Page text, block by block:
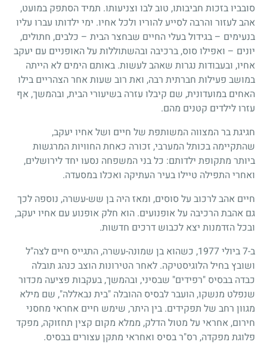
סובביו בזכות חביבותו, טוב לבו וצניעותו. תמיד הסתפק במועט,
אהב לעזור והרבה לסייע להוריו ולכל אחיו. ימי ילדותו עברו עליו
בנעימים – בגידול בעלי החיים שבחצר הבית – כלבים, חתולים,
יונים – ואפילו סוס, ברכיבה ובהשתוללות על האופניים עם יעקב
אחיו, ובעבודות נגרות שאהב לעשות. באותם הימים לא הייתה
במושב פעילות חברתית רבה, ואת רוב שעות אחר הצהריים בילו
האחים במועדונית, שם קיבלו עזרה בשיעורי הבית, ובהמשך, אף
עזרו לילדים קטנים מהם.
חגיגת בר המצווה המשותפת של חיים ושל אחיו יעקב,
שהתקיימה בכותל המערבי, זכורה כאחת החוויות המרגשות
ביותר מתקופת ילדותם: כל בני המשפחה נסעו יחד לירושלים,
ואחרי התפילה טיילו בעיר העתיקה ואכלו במסעדה.
חיים אהב לרכוב על סוסים, ומאז היה בן שש-עשרה, נוספה לכך
גם אהבת הרכיבה על אופנועים. הוא חלק אופנוע עם אחיו יעקב,
ובכל הזדמנות יצא לכבוש דרכים חדשות.
ב-7 ביולי 1977, כשהוא בן שמונה-עשרה, התגייס חיים לצה"ל
ושובץ בחיל הלוגיסטיקה. לאחר הטירונות הוצב כנהג תובלה
כבדה בבסיס "רפידים" שבסיני, ובהמשך, בעקבות פציעה מכדור
שנפלט מנשקו, הועבר לבסיס ההובלה "בית נבאללה", שם מילא
מגוון רחב של תפקידים. בין היתר, שימש חיים אחראי מחסני
חירום, אחראי על מטול הדלק, ממלא מקום קצין תחזוקה, מפקד
פלוגת מפקדה, רס"ר בסיס ואחראי מתקן עצורים בבסיס.